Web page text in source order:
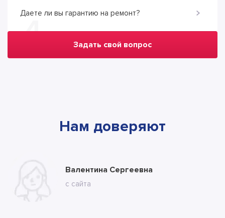
Даете ли вы гарантию на ремонт?
4 Задать свой вопрос
Нам доверяют
Марина
с ВК
Валентина Сергеевна
с сайта
Владимир
с сайта